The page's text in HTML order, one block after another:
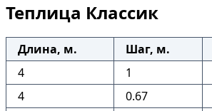
Теплица Классик
Длина, м. Шаг, м.
4
1
4
0.67